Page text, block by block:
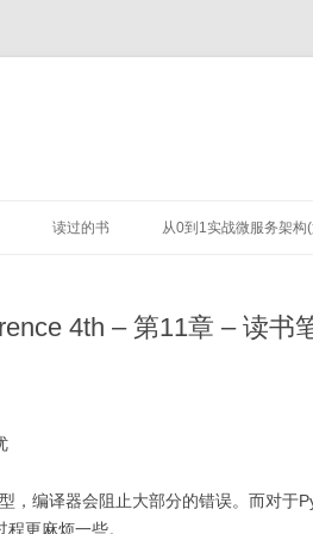
读过的书 从0到1实战微服务架构
4th – 第11章 – 读书
，编译器会阻止大部分的错误。而对于
更麻烦一些。